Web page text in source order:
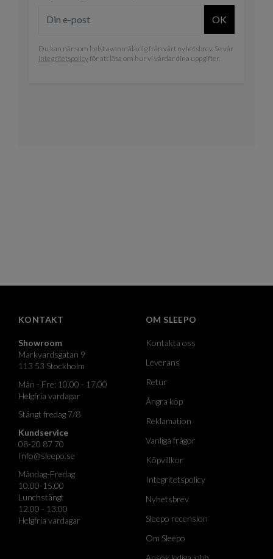
OK
Du kan när som helst avanmäla dig från vårt nyhetsbrev. Se vår
integritetspolicyför att läsa om hur vi vårdar dina uppgifter.
KONTAKT
Showroom
Markvardsgatan 9
113 53 Stockholm
Mån - Fre: 10.00 - 17.00
Helgfria vardagar
Stängt fredag 7/8
Kundservice
08-20 87 70
Info@sleepo.se
Måndag-Fredag
10.00-15.00
Lunchstängt
12.00 - 13.00
Helgfria vardagar
OM SLEEPO
Kontakta oss
Leverans
Retur
Ångra köp
Reklamation
Vanliga frågor
Köpvillkor
Integritetspolicy
Nyhetsbrev
Sleepo recension
Om Sleepo